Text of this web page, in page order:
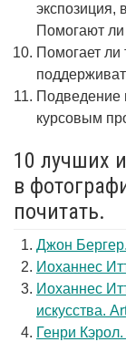
экспозиция,
Помогают
Помогает ли
Подведение
курсовым
10 лучших
в
почитать.
Джон
Иоханнес
Иоханнес
искусства.
Генри